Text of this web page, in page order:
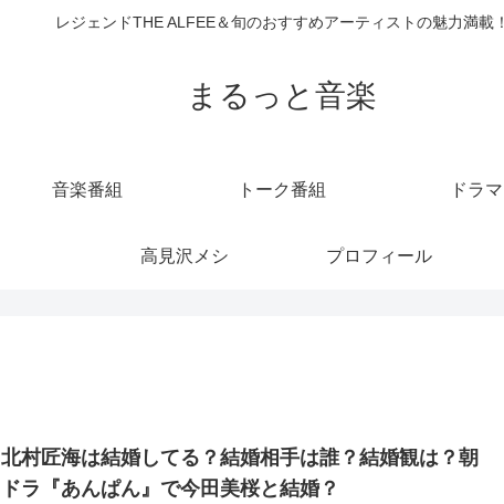
レジェンドTHE ALFEE＆旬のおすすめアーティストの魅力満載！
まるっと音楽
音楽番組 トーク番組 ドラマ
高見沢メシ プロフィール
北村匠海は結婚してる？結婚相手は誰？結婚観は？朝
ドラ『あんぱん』で今田美桜と結婚？